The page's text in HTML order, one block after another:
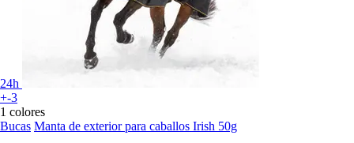
24h
+-3
1 colores
Bucas Manta de exterior para caballos Irish 50g